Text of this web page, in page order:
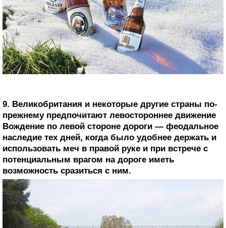
9. Великобритания и некоторые другие страны по-
прежнему предпочитают левостороннее движение
Вождение по левой стороне дороги — феодальное
наследие тех дней, когда было удобнее держать и
использовать меч в правой руке и при встрече с
потенциальным врагом на дороге иметь
возможность сразиться с ним.